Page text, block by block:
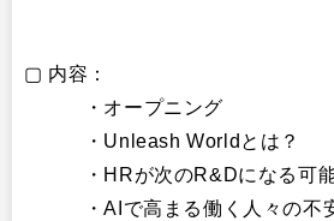
▢ 内容：
・オープニング
・Unleash Worldとは？
・HRが次のR&Dになる可能
・AIで高まる働く人々の不安